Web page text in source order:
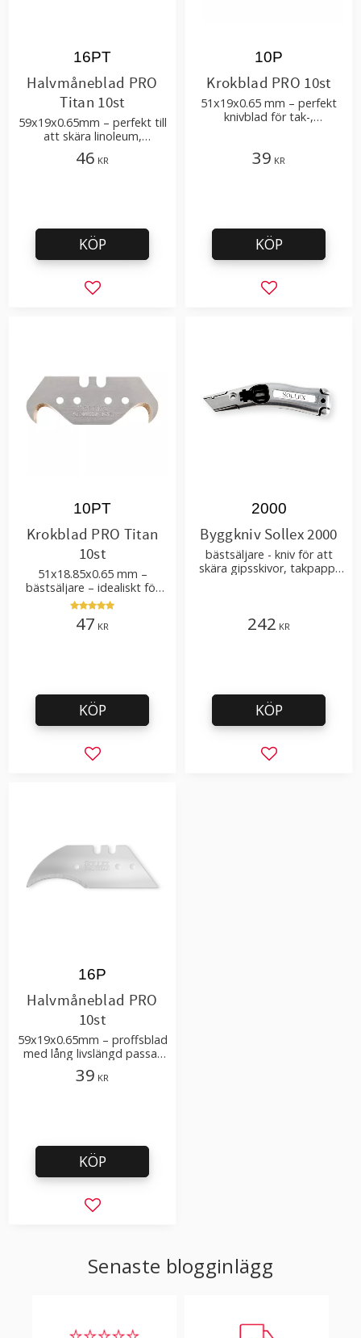
Halvmåneblad PRO
Titan 10st
59x19x0.65mm – perfekt till
att skära linoleum,
heltäckningmattor och
cormant
16PT
46 KR
Lägg till i favoriter
KÖP
Krokblad PRO 10st
51x19x0.65 mm – perfekt
knivblad för tak-,
10P
39 KR
Lägg till i
KÖP
Krokblad PRO Titan
10st
51x18.85x0.65 mm –
bästsäljare – idealiskt för
tak-, golvläggning
10PT
47 KR
Lägg till i favoriter
KÖP
Byggkniv Sollex 2000
bästsäljare - kniv för att
skära gipsskivor, takpapp,
2000
242 KR
Lägg till i
KÖP
Halvmåneblad PRO
10st
59x19x0.65mm – proffsblad
med lång livslängd passar
till detaljarbete,
golvläggning
16P
39 KR
Lägg till i favoriter
KÖP
Senaste blogginlägg